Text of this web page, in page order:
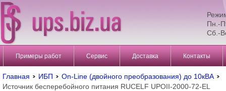
Пн.-
Сб.-
Примеры работ Сервис Доставка Контакты
Главная ИБП
On-Line (двойного преобразования) до 10кВА
Источник бесперебойного питания RUCELF UPOII-2000-72-EL